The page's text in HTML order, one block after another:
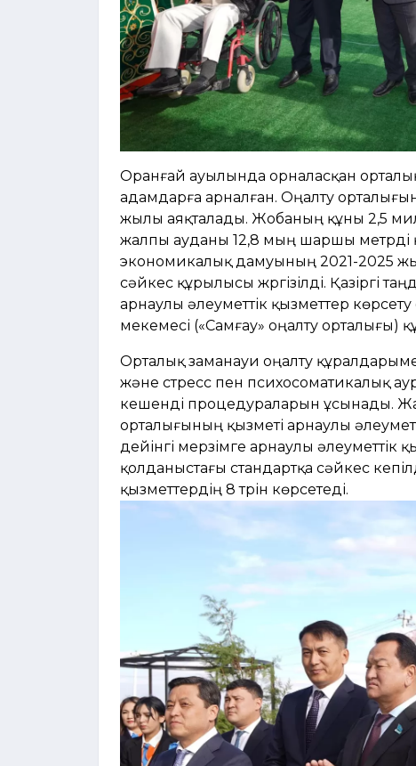
Оранғай ауылында орналасқан
адамдарға арналған. Оңалту
жылы аяқталады. Жобаның құны 2,5
жалпы ауданы 12,8 мың шаршы метрді
экономикалық дамуының 2021-2025
сәйкес құрылысы жүргізілді. Қазіргі
арнаулы әлеуметтік қызметтер
мекемесі («Самғау» оңалту орталығы)
Орталық заманауи оңалту
және стресс пен психосоматикалық
кешенді процедураларын ұсынады.
орталығының қызметі арнаулы
дейінгі мерзімге арнаулы әлеуметтік
қолданыстағы стандартқа сәйкес
қызметтердің 8 түрін көрсетеді.